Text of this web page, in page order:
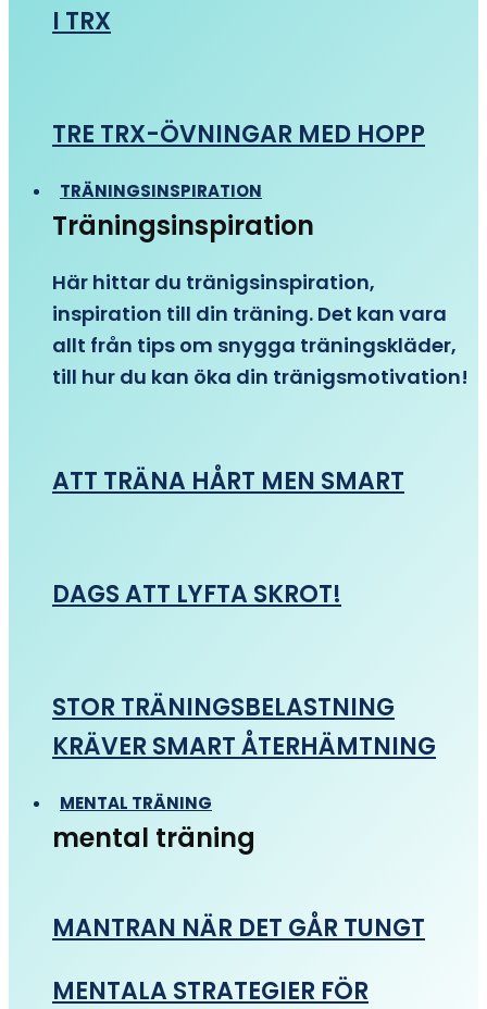
I TRX
TRE TRX-ÖVNINGAR MED HOPP
TRÄNINGSINSPIRATION
Träningsinspiration
Här hittar du tränigsinspiration,
inspiration till din träning. Det kan vara
allt från tips om snygga träningskläder,
till hur du kan öka din tränigsmotivation!
ATT TRÄNA HÅRT MEN SMART
DAGS ATT LYFTA SKROT!
STOR TRÄNINGSBELASTNING
KRÄVER SMART ÅTERHÄMTNING
MENTAL TRÄNING
mental träning
MANTRAN NÄR DET GÅR TUNGT
MENTALA STRATEGIER FÖR